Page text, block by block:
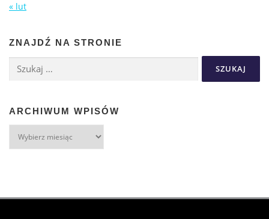
« lut
ZNAJDŹ NA STRONIE
ARCHIWUM WPISÓW